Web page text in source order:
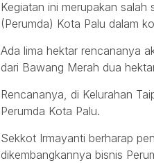
Kegiatan ini merupakan
(Perumda) Kota Palu dalam
Ada lima hektar rencananya
dari Bawang Merah dua
Rencananya, di Kelurahan
Perumda Kota Palu.
Sekkot Irmayanti berharap
dikembangkannya bisnis